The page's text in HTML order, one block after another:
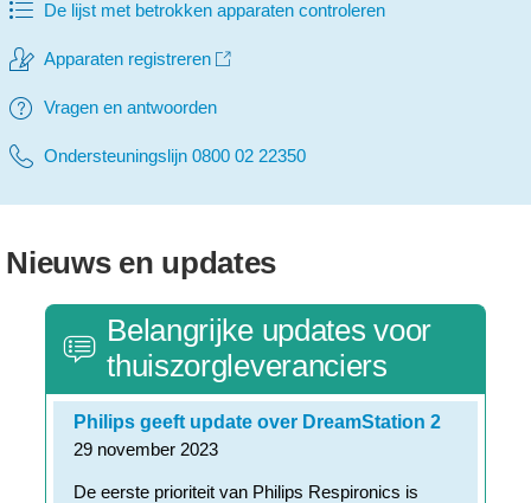
De lijst met betrokken apparaten controleren
Apparaten registreren
Vragen en antwoorden
Ondersteuningslijn 0800 02 22350
Nieuws en updates
Belangrijke updates voor
thuiszorgleveranciers
Philips geeft update over DreamStation 2
29 november 2023
De eerste prioriteit van Philips Respironics is